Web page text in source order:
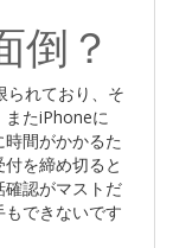
倒？
られており、そ
またiPhoneに
間がかかるた
を締め切ると
確認がマストだ
できないです